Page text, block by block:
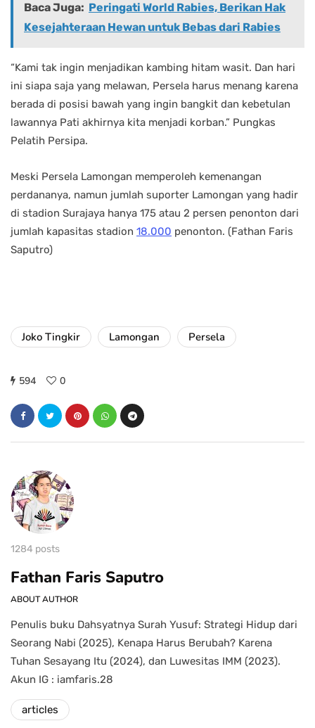
Baca Juga: Peringati World Rabies, Berikan Hak
Kesejahteraan Hewan untuk Bebas dari Rabies
“Kami tak ingin menjadikan kambing hitam wasit. Dan hari
ini siapa saja yang melawan, Persela harus menang karena
berada di posisi bawah yang ingin bangkit dan kebetulan
lawannya Pati akhirnya kita menjadi korban.” Pungkas
Pelatih Persipa.
Meski Persela Lamongan memperoleh kemenangan
perdananya, namun jumlah suporter Lamongan yang hadir
di stadion Surajaya hanya 175 atau 2 persen penonton dari
jumlah kapasitas stadion 18.000 penonton. (Fathan Faris
Saputro)
Joko Tingkir Lamongan Persela
594 0
1284 posts
Fathan Faris Saputro
ABOUT AUTHOR
Penulis buku Dahsyatnya Surah Yusuf: Strategi Hidup dari
Seorang Nabi (2025), Kenapa Harus Berubah? Karena
Tuhan Sesayang Itu (2024), dan Luwesitas IMM (2023).
Akun IG : iamfaris.28
articles